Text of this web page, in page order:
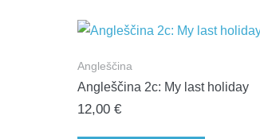
Angleščina
Angleščina 2c: My last holiday
12,00 €